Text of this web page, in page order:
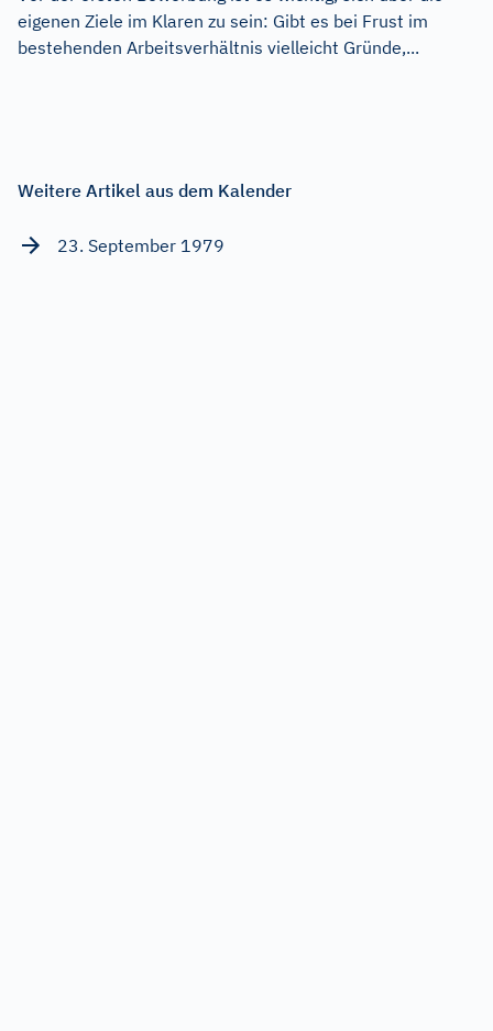
eigenen Ziele im Klaren zu sein: Gibt es bei Frust im
bestehenden Arbeitsverhältnis vielleicht Gründe,...
Weitere Artikel aus dem Kalender
23. September 1979